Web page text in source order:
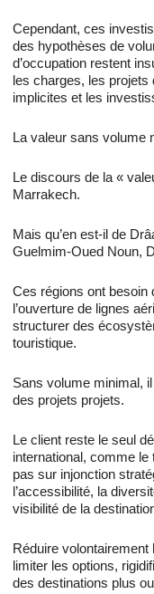
Cependant, ces
des hypothèses de
d’occupation restent
les charges, les projets
implicites et les
La valeur sans volume
Le discours de la «
Marrakech.
Mais qu’en est-il de
Guelmim-Oued Noun,
Ces régions ont besoin
l’ouverture de lignes
structurer des
touristique.
Sans volume minimal,
des projets projets.
Le client reste le seul
international, comme le
pas sur injonction
l’accessibilité, la
visibilité de la
Réduire
limiter les options,
des destinations plus